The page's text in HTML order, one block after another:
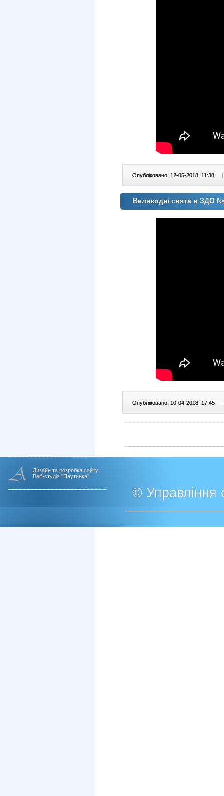
Опубліковано: 12-05-2018, 11:38 |
Великодні свята в ЗДО
Опубліковано: 10-04-2018, 17:45 |
Дизайн та розробка сайту
Веб-студія "Паутинка"
© Управління